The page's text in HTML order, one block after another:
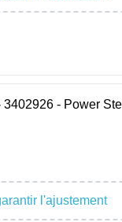
- Power
l'ajustement